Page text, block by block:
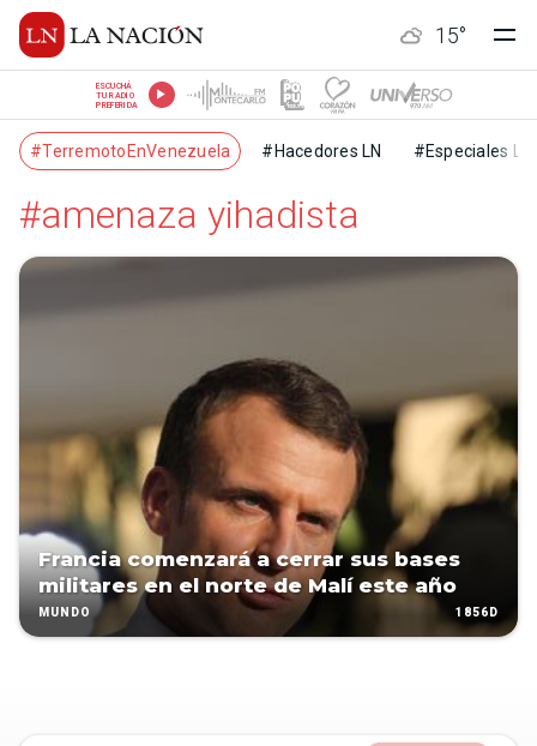
15°
ESCUCHÁ
TU RADIO
PREFERIDA
#TerremotoEnVenezuela #Hacedores LN #Especiales LN
#amenaza yihadista
Francia comenzará a cerrar sus bases
militares en el norte de Malí este año
MUNDO 1856D